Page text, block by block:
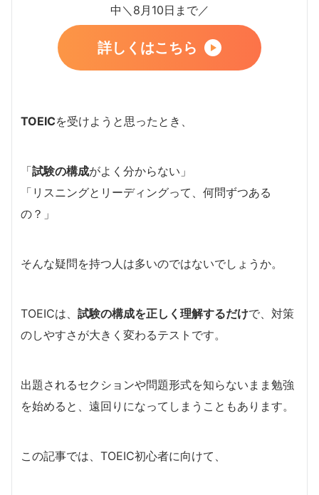
中＼8月10日まで／
詳しくはこちら
TOEICを受けようと思ったとき、
「試験の構成がよく分からない」
「リスニングとリーディングって、何問ずつある
の？」
そんな疑問を持つ人は多いのではないでしょうか。
TOEICは、 試験の構成を正しく理解するだけで、対策
のしやすさが大きく変わるテストです。
出題されるセクションや問題形式を知らないまま勉強
を始めると、遠回りになってしまうこともあります。
この記事では、TOEIC初心者に向けて、